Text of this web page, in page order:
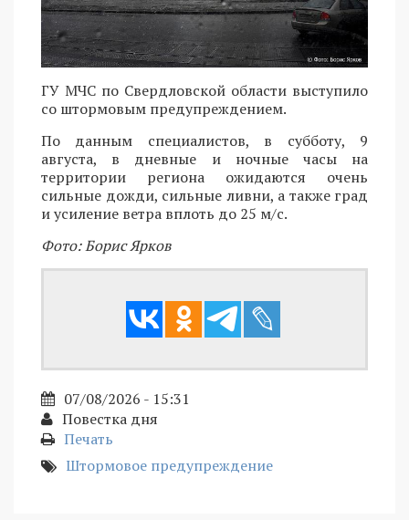
ГУ МЧС по Свердловской области выступило
со штормовым предупреждением.
По данным специалистов, в субботу, 9
августа, в дневные и ночные часы на
территории региона ожидаются очень
сильные дожди, сильные ливни, а также град
и усиление ветра вплоть до 25 м/с.
Фото: Борис Ярков
07/08/2026 - 15:31
Повестка дня
Печать
Штормовое предупреждение